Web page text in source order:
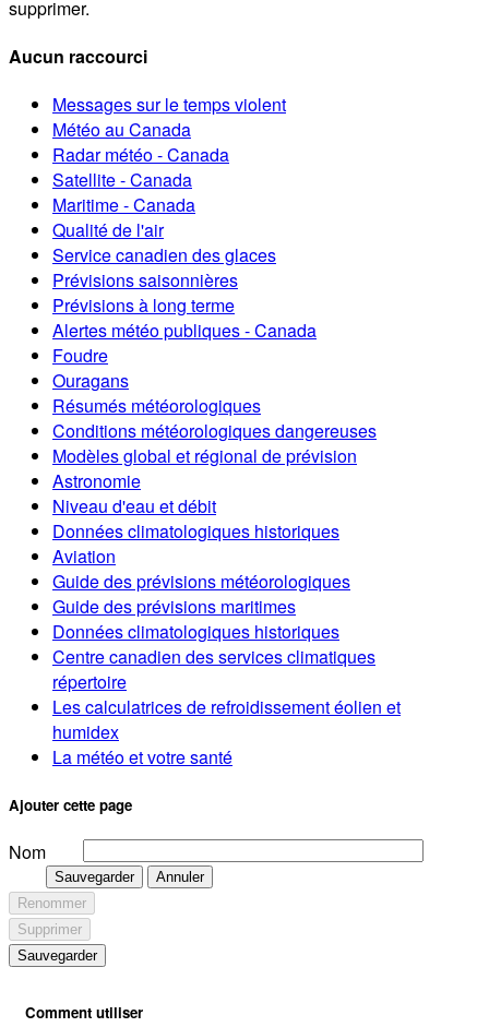
supprimer.
Aucun raccourci
Messages sur le temps violent
Météo au Canada
Radar météo - Canada
Satellite - Canada
Maritime - Canada
Qualité de l'air
Service canadien des glaces
Prévisions saisonnières
Prévisions à long terme
Alertes météo publiques - Canada
Foudre
Ouragans
Résumés météorologiques
Conditions météorologiques dangereuses
Modèles global et régional de prévision
Astronomie
Niveau d'eau et débit
Données climatologiques historiques
Aviation
Guide des prévisions météorologiques
Guide des prévisions maritimes
Données climatologiques historiques
Centre canadien des services climatiques
répertoire
Les calculatrices de refroidissement éolien et
humidex
La météo et votre santé
Ajouter cette page
Nom
Sauvegarder
Annuler
Renommer
Supprimer
Sauvegarder
Comment utiliser